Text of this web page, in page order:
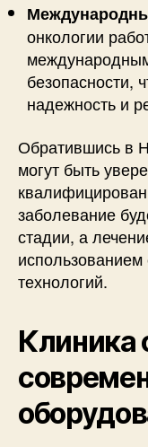
онкологии
безопасности,
надежность и
Обратившись в
могут быть
заболевание
стадии, а
технологий.
Клиника